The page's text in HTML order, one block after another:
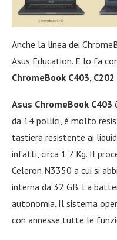
Anche la linea dei
Asus Education. E lo fa
ChromeBook C403, C202
Asus ChromeBook C403
da 14 pollici, è molto
tastiera resistente ai
infatti, circa 1,7 Kg. Il
Celeron N3350 a cui si
interna da 32 GB. La
autonomia. Il sistema
con annesse tutte le